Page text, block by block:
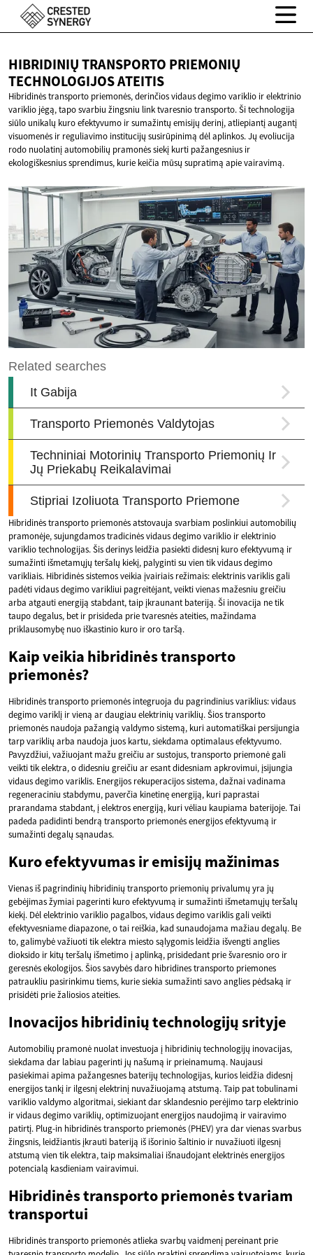
HIBRIDINIŲ TRANSPORTO PRIEMONIŲ
TECHNOLOGIJOS ATEITIS
Hibridinės transporto priemonės, derinčios vidaus degimo variklio ir elektrinio
variklio jėgą, tapo svarbiu žingsniu link tvaresnio transporto. Ši technologija
siūlo unikalų kuro efektyvumo ir sumažintų emisijų derinį, atliepiantį augantį
visuomenės ir reguliavimo institucijų susirūpinimą dėl aplinkos. Jų evoliucija
rodo nuolatinį automobilių pramonės siekį kurti pažangesnius ir
ekologiškesnius sprendimus, kurie keičia mūsų supratimą apie vairavimą.
Hibridinės transporto priemonės atstovauja svarbiam poslinkiui automobilių
pramonėje, sujungdamos tradicinės vidaus degimo variklio ir elektrinio
variklio technologijas. Šis derinys leidžia pasiekti didesnį kuro efektyvumą ir
sumažinti išmetamųjų teršalų kiekį, palyginti su vien tik vidaus degimo
varikliais. Hibridinės sistemos veikia įvairiais režimais: elektrinis variklis gali
padėti vidaus degimo varikliui pagreitėjant, veikti vienas mažesniu greičiu
arba atgauti energiją stabdant, taip įkraunant bateriją. Ši inovacija ne tik
taupo degalus, bet ir prisideda prie tvaresnės ateities, mažindama
priklausomybę nuo iškastinio kuro ir oro taršą.
Kaip veikia hibridinės transporto
priemonės?
Hibridinės transporto priemonės integruoja du pagrindinius variklius: vidaus
degimo variklį ir vieną ar daugiau elektrinių variklių. Šios transporto
priemonės naudoja pažangią valdymo sistemą, kuri automatiškai persijungia
tarp variklių arba naudoja juos kartu, siekdama optimalaus efektyvumo.
Pavyzdžiui, važiuojant mažu greičiu ar sustojus, transporto priemonė gali
veikti tik elektra, o didesniu greičiu ar esant didesniam apkrovimui, įsijungia
vidaus degimo variklis. Energijos rekuperacijos sistema, dažnai vadinama
regeneraciniu stabdymu, paverčia kinetinę energiją, kuri paprastai
prarandama stabdant, į elektros energiją, kuri vėliau kaupiama baterijoje. Tai
padeda padidinti bendrą transporto priemonės energijos efektyvumą ir
sumažinti degalų sąnaudas.
Kuro efektyvumas ir emisijų mažinimas
Vienas iš pagrindinių hibridinių transporto priemonių privalumų yra jų
gebėjimas žymiai pagerinti kuro efektyvumą ir sumažinti išmetamųjų teršalų
kiekį. Dėl elektrinio variklio pagalbos, vidaus degimo variklis gali veikti
efektyvesniame diapazone, o tai reiškia, kad sunaudojama mažiau degalų. Be
to, galimybė važiuoti tik elektra miesto sąlygomis leidžia išvengti anglies
dioksido ir kitų teršalų išmetimo į aplinką, prisidedant prie švaresnio oro ir
geresnės ekologijos. Šios savybės daro hibridines transporto priemones
patraukliu pasirinkimu tiems, kurie siekia sumažinti savo anglies pėdsaką ir
prisidėti prie žaliosios ateities.
Inovacijos hibridinių technologijų srityje
Automobilių pramonė nuolat investuoja į hibridinių technologijų inovacijas,
siekdama dar labiau pagerinti jų našumą ir prieinamumą. Naujausi
pasiekimai apima pažangesnes baterijų technologijas, kurios leidžia didesnį
energijos tankį ir ilgesnį elektrinį nuvažiuojamą atstumą. Taip pat tobulinami
variklio valdymo algoritmai, siekiant dar sklandesnio perėjimo tarp elektrinio
ir vidaus degimo variklių, optimizuojant energijos naudojimą ir vairavimo
patirtį. Plug-in hibridinės transporto priemonės (PHEV) yra dar vienas svarbus
žingsnis, leidžiantis įkrauti bateriją iš išorinio šaltinio ir nuvažiuoti ilgesnį
atstumą vien tik elektra, taip maksimaliai išnaudojant elektrinės energijos
potencialą kasdieniam vairavimui.
Hibridinės transporto priemonės tvariam
transportui
Hibridinės transporto priemonės atlieka svarbų vaidmenį pereinant prie